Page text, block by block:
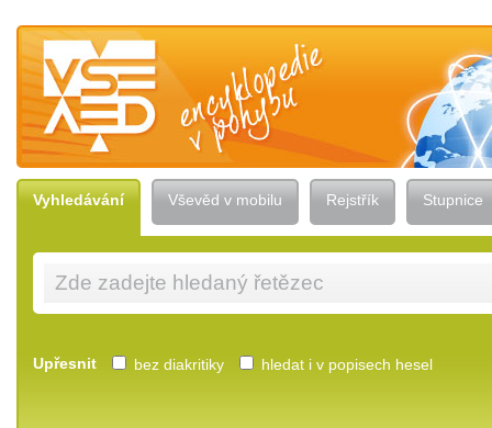
Vševěd — encyklopedie v pohybu
Vyhledávání Vševěd v mobilu Rejstřík Stupnice
Upřesnit bez diakritiky hledat i v popisech hesel